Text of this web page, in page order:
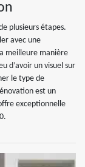
plusieurs étapes.
avec une
meilleure manière
d’avoir un visuel sur
le type de
est un
exceptionnelle